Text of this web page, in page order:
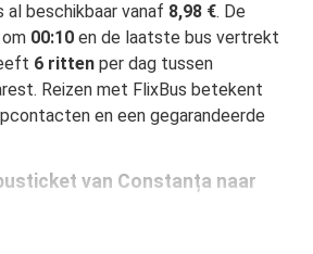
al beschikbaar vanaf 8,98 €. De
00:10 en de laatste bus vertrekt
6 ritten per dag tussen
Reizen met FlixBus betekent
en een gegarandeerde
van Constanța naar
is heel simpel: op onze website of